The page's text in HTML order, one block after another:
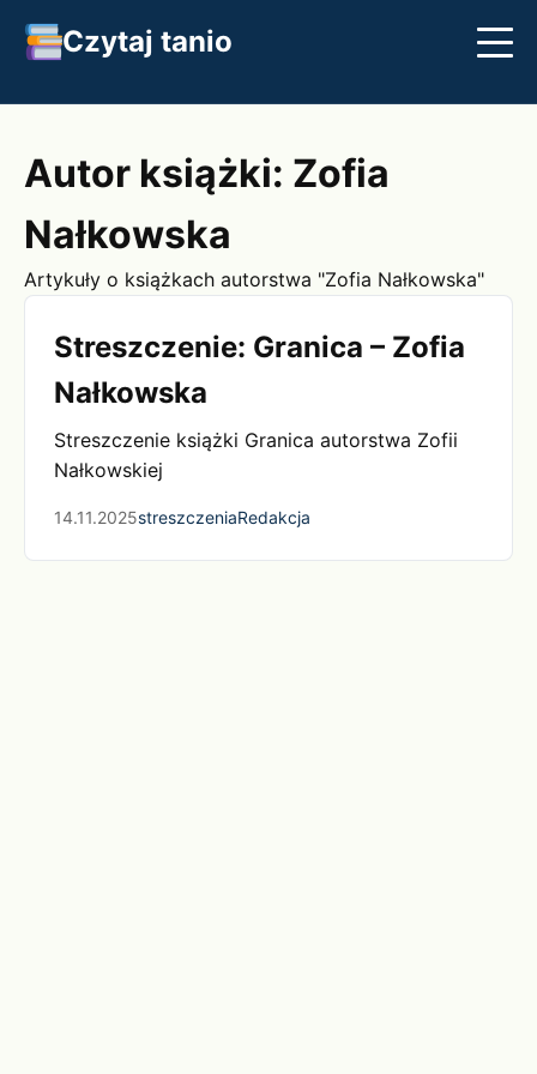
Czytaj tanio
Streszczenia
Klasyka
Autor książki: Zofia
Nałkowska
Artykuły o książkach autorstwa "Zofia Nałkowska"
Streszczenie: Granica – Zofia
Nałkowska
Streszczenie książki Granica autorstwa Zofii
Nałkowskiej
14.11.2025streszczeniaRedakcja